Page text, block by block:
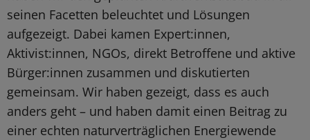
seinen Facetten beleuchtet und Lösungen
aufgezeigt. Dabei kamen Expert:innen,
Aktivist:innen, NGOs, direkt Betroffene und aktive
Bürger:innen zusammen und diskutierten
gemeinsam. Wir haben gezeigt, dass es auch
anders geht – und haben damit einen Beitrag zu
einer echten naturverträglichen Energiewende